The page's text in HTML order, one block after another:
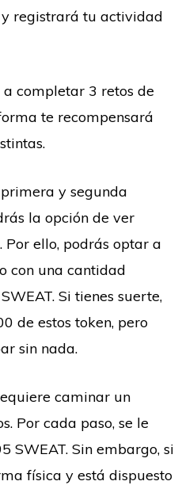
registrará tu actividad
completar 3 retos de
te recompensará
y segunda
la opción de ver
Por ello, podrás optar a
con una cantidad
Si tienes suerte,
de estos token, pero
sin nada.
caminar un
Por cada paso, se le
SWEAT. Sin embargo, si
física y está dispuesto